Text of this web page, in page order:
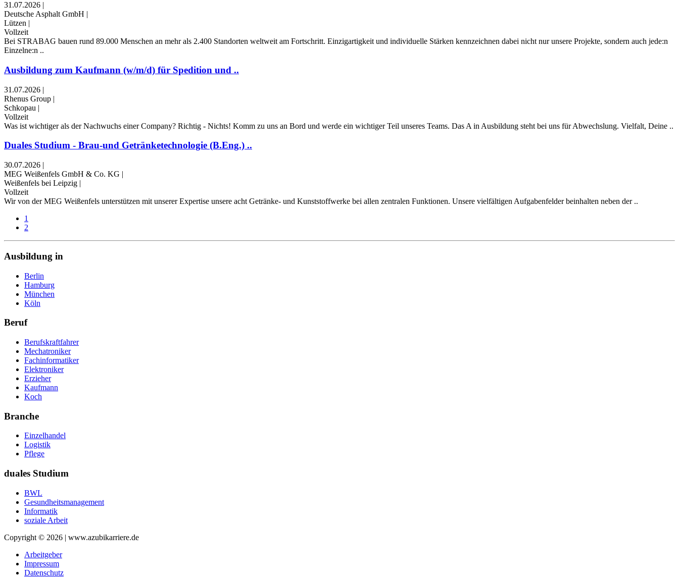
31.07.2026 |
Deutsche Asphalt GmbH |
Lützen |
Vollzeit
Bei STRABAG bauen rund 89.000 Menschen an mehr als 2.400 Standorten weltweit am Fortschritt. Einzigartigkeit und individuelle Stärken kennzeichnen dabei nicht nur unsere Projekte, sondern auch jede:n
Einzelne:n ..
Ausbildung zum Kaufmann (w/m/d) für Spedition und ..
31.07.2026 |
Rhenus Group |
Schkopau |
Vollzeit
Was ist wichtiger als der Nachwuchs einer Company? Richtig - Nichts! Komm zu uns an Bord und werde ein wichtiger Teil unseres Teams. Das A in Ausbildung steht bei uns für Abwechslung. Vielfalt, Deine ..
Duales Studium - Brau-und Getränketechnologie (B.Eng.) ..
30.07.2026 |
MEG Weißenfels GmbH & Co. KG |
Weißenfels bei Leipzig |
Vollzeit
Wir von der MEG Weißenfels unterstützen mit unserer Expertise unsere acht Getränke- und Kunststoffwerke bei allen zentralen Funktionen. Unsere vielfältigen Aufgabenfelder beinhalten neben der ..
1
2
Ausbildung in
Berlin
Hamburg
München
Köln
Beruf
Berufskraftfahrer
Mechatroniker
Fachinformatiker
Elektroniker
Erzieher
Kaufmann
Koch
Branche
Einzelhandel
Logistik
Pflege
duales Studium
BWL
Gesundheitsmanagement
Informatik
soziale Arbeit
Copyright © 2026 | www.azubikarriere.de
Arbeitgeber
Impressum
Datenschutz